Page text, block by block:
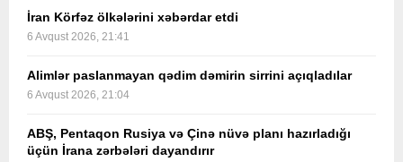
İran Körfəz ölkələrini xəbərdar etdi
6 Avqust 2026, 21:41
Alimlər paslanmayan qədim dəmirin sirrini açıqladılar
6 Avqust 2026, 21:04
ABŞ, Pentaqon Rusiya və Çinə nüvə planı hazırladığı
üçün İrana zərbələri dayandırır